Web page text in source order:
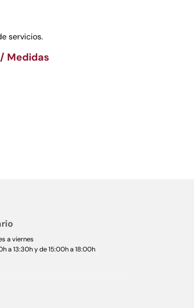
servicios.
Medidas
a viernes
a 13:30h y de 15:00h a 18:00h